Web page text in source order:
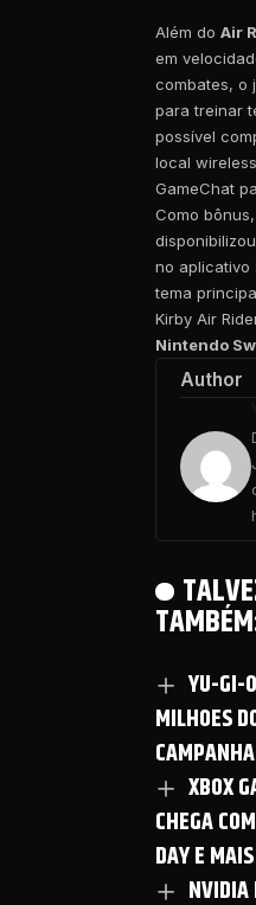
Além do Air
em
combates, o
para treinar
possível
local
GameChat
Como
no aplicativo
tema
Kirby Air
Nintendo
Author
YU-GI-
MILHOES
XBOX
CHEGA
DAY E
NVIDIA